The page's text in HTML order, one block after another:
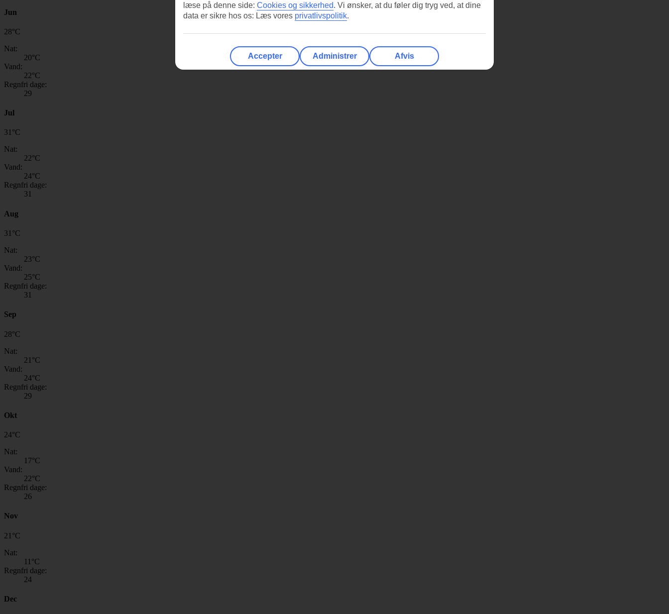
Jun
28°C
Nat:
20°C
Vand:
22°C
Regnfri dage:
29
Jul
31°C
Nat:
22°C
Vand:
24°C
Regnfri dage:
31
Aug
31 °C
Nat:
23°C
Vand:
25°C
Regnfri dage:
31
Sep
28°C
Nat:
21 °C
Vand:
24°C
Regnfri dage:
29
Okt
24°C
Nat:
17°C
Vand:
22°C
Regnfri dage:
26
Nov
21 °C
Nat:
11 °C
Regnfri dage:
24
Dec
læse på denne side: Cookies og sikkerhed. Vi ønsker, at du føler dig tryg ved, at dine
data er sikre hos os: Læs vores privatlivspolitik.
Accepter Administrer Afvis